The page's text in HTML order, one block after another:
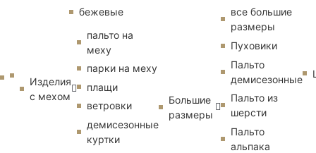
бежевые
Изделия
с мехом
пальто на
меху
парки на меху
плащи
ветровки
демисезонные
куртки
Большие
размеры
все большие
размеры
Пуховики
Пальто
демисезонные
Пальто из
шерсти
Пальто
альпака